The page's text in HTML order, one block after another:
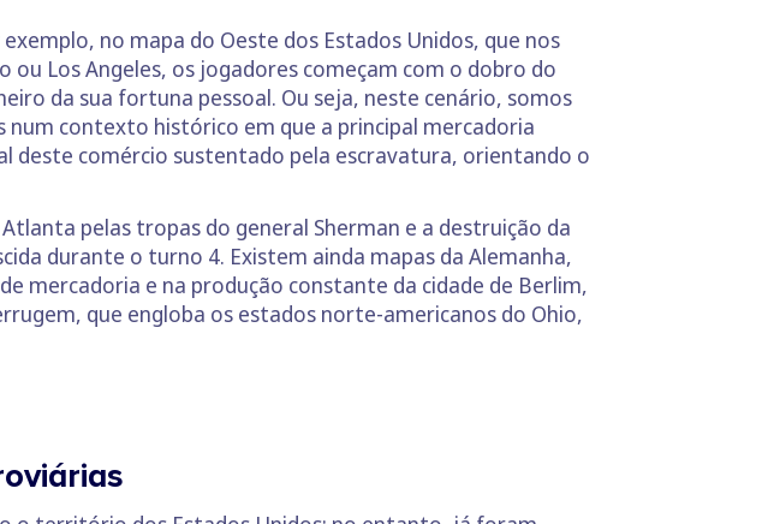
no mapa do Oeste dos Estados Unidos, que nos
ou Los Angeles, os jogadores começam com o dobro do
da sua fortuna pessoal. Ou seja, neste cenário, somos
num contexto histórico em que a principal mercadoria
comércio sustentado pela escravatura, orientando o
pelas tropas do general Sherman e a destruição da
durante o turno 4. Existem ainda mapas da Alemanha,
mercadoria e na produção constante da cidade de Berlim,
que engloba os estados norte-americanos do Ohio,